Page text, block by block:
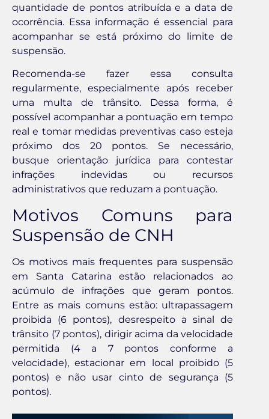
quantidade de pontos atribuída e a data de
ocorrência. Essa informação é essencial para
acompanhar se está próximo do limite de
suspensão.
Recomenda-se fazer essa consulta
regularmente, especialmente após receber
uma multa de trânsito. Dessa forma, é
possível acompanhar a pontuação em tempo
real e tomar medidas preventivas caso esteja
próximo dos 20 pontos. Se necessário,
busque orientação jurídica para contestar
infrações indevidas ou recursos
administrativos que reduzam a pontuação.
Motivos Comuns para
Suspensão de CNH
Os motivos mais frequentes para suspensão
em Santa Catarina estão relacionados ao
acúmulo de infrações que geram pontos.
Entre as mais comuns estão: ultrapassagem
proibida (6 pontos), desrespeito a sinal de
trânsito (7 pontos), dirigir acima da velocidade
permitida (4 a 7 pontos conforme a
velocidade), estacionar em local proibido (5
pontos) e não usar cinto de segurança (5
pontos).